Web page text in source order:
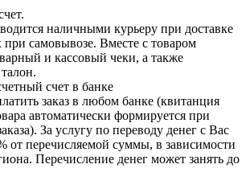
наличными курьеру при доставке
при самовывозе. Вместе с товаром
и кассовый чеки, а также
счет в банке
заказ в любом банке (квитанция
автоматически формируется при
За услугу по переводу денег с Вас
от перечисляемой суммы, в зависимости
Перечисление денег может занять до